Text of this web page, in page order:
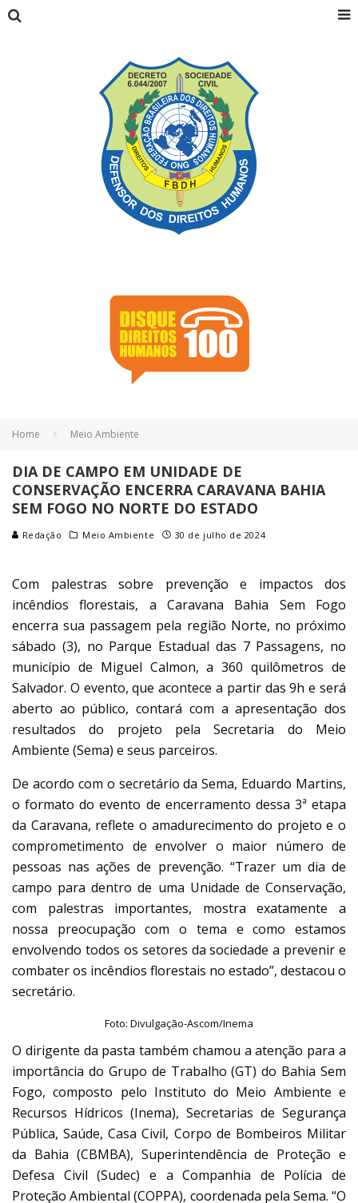
Home Meio Ambiente
DIA DE CAMPO EM UNIDADE DE
CONSERVAÇÃO ENCERRA CARAVANA BAHIA
SEM FOGO NO NORTE DO ESTADO
Redação Meio Ambiente 30 de julho de 2024
Com palestras sobre prevenção e impactos dos
incêndios florestais, a Caravana Bahia Sem Fogo
encerra sua passagem pela região Norte, no próximo
sábado (3), no Parque Estadual das 7 Passagens, no
município de Miguel Calmon, a 360 quilômetros de
Salvador. O evento, que acontece a partir das 9h e será
aberto ao público, contará com a apresentação dos
resultados do projeto pela Secretaria do Meio
Ambiente (Sema) e seus parceiros.
De acordo com o secretário da Sema, Eduardo Martins,
o formato do evento de encerramento dessa 3ª etapa
da Caravana, reflete o amadurecimento do projeto e o
comprometimento de envolver o maior número de
pessoas nas ações de prevenção. “Trazer um dia de
campo para dentro de uma Unidade de Conservação,
com palestras importantes, mostra exatamente a
nossa preocupação com o tema e como estamos
envolvendo todos os setores da sociedade a prevenir e
combater os incêndios florestais no estado”, destacou o
secretário.
Foto: Divulgação-Ascom/Inema
O dirigente da pasta também chamou a atenção para a
importância do Grupo de Trabalho (GT) do Bahia Sem
Fogo, composto pelo Instituto do Meio Ambiente e
Recursos Hídricos (Inema), Secretarias de Segurança
Pública, Saúde, Casa Civil, Corpo de Bombeiros Militar
da Bahia (CBMBA), Superintendência de Proteção e
Defesa Civil (Sudec) e a Companhia de Polícia de
Proteção Ambiental (COPPA), coordenada pela Sema. “O